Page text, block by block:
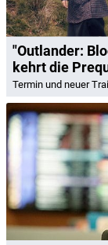
"Outlander:
kehrt die
Termin und neuer